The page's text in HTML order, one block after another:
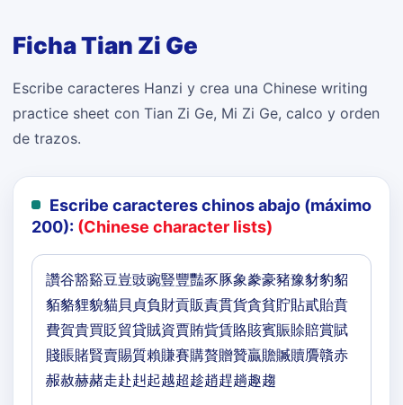
Ficha Tian Zi Ge
Escribe caracteres Hanzi y crea una Chinese writing
practice sheet con Tian Zi Ge, Mi Zi Ge, calco y orden
de trazos.
Escribe caracteres chinos abajo (máximo
200): (Chinese character lists)